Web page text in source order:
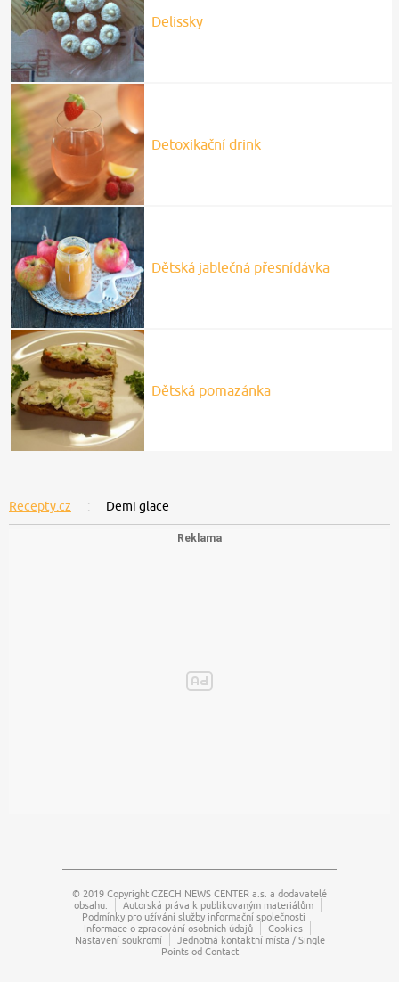
Delissky
Detoxikační drink
Dětská jablečná přesnídávka
Dětská pomazánka
Recepty.cz Demi glace
© 2019 Copyright CZECH NEWS CENTER a.s. a dodavatelé
obsahu.
Autorská práva k publikovaným materiálům
Podmínky pro užívání služby informační společnosti
Informace o zpracování osobních údajů
Cookies
Nastavení soukromí
Jednotná kontaktní místa / Single
Points od Contact